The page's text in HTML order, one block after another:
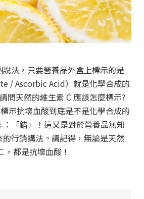
法，只要營養品外盒上標示的是
/ Ascorbic Acid）就是化學合成的
問天然的維生素 C 應該怎麼標示?
示抗壞血酸到底是不是化學合成的
：「錯」！這又是對於營養品無知
行銷講法。請記得，無論是天然
，都是抗壞血酸！